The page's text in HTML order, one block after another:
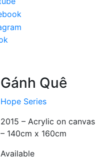
Gánh Quê
Hope Series
2015 – Acrylic on canvas
– 140cm x 160cm
Available